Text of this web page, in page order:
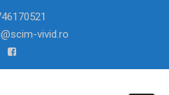
vivid.ro